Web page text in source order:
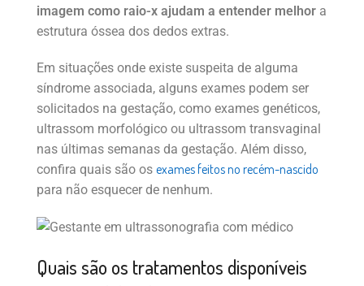
imagem como raio-x ajudam a entender melhor a
estrutura óssea dos dedos extras.
Em situações onde existe suspeita de alguma
síndrome associada, alguns exames podem ser
solicitados na gestação, como exames genéticos,
ultrassom morfológico ou ultrassom transvaginal
nas últimas semanas da gestação. Além disso,
confira quais são os exames feitos no recém-nascido
para não esquecer de nenhum.
Quais são os tratamentos disponíveis